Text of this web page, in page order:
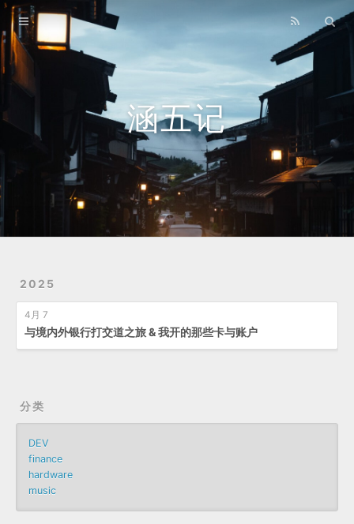
涵五记
2025
4月 7
与境内外银行打交道之旅 & 我开的那些卡与账户
分类
DEV
finance
hardware
music
Home
Archives
Lastest
Travelling